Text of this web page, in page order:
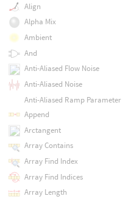
Align
Alpha Mix
Ambient
And
Anti-Aliased Flow Noise
Anti-Aliased Noise
Anti-Aliased Ramp Parameter
Append
Arctangent
Array Contains
Array Find Index
Array Find Indices
Array Length